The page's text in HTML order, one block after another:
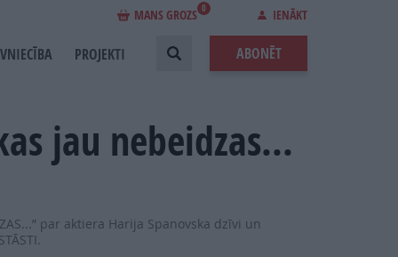
MANS GROZS 0 IENĀKT
PROJEKTI ABONĒT
jau nebeidzas...
par aktiera Harija Spanovska dzīvi un